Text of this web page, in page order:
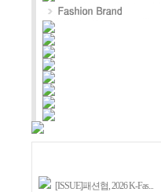
[ISSUE]패션협, 2026 K-Fas...